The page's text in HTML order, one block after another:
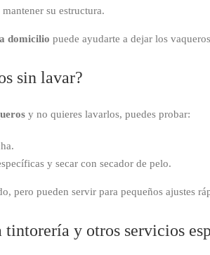
mantener su estructura.
domicilio puede ayudarte a dejar los
sin lavar?
y no quieres lavarlos, puedes probar:
y secar con secador de pelo.
pero pueden servir para pequeños ajustes
tintorería y otros servicios